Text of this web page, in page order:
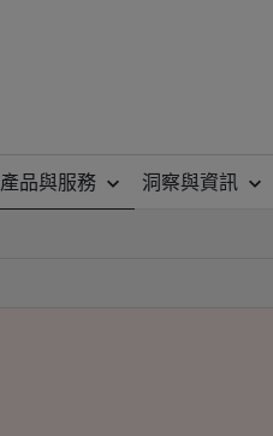
產品與服務 洞察與資訊